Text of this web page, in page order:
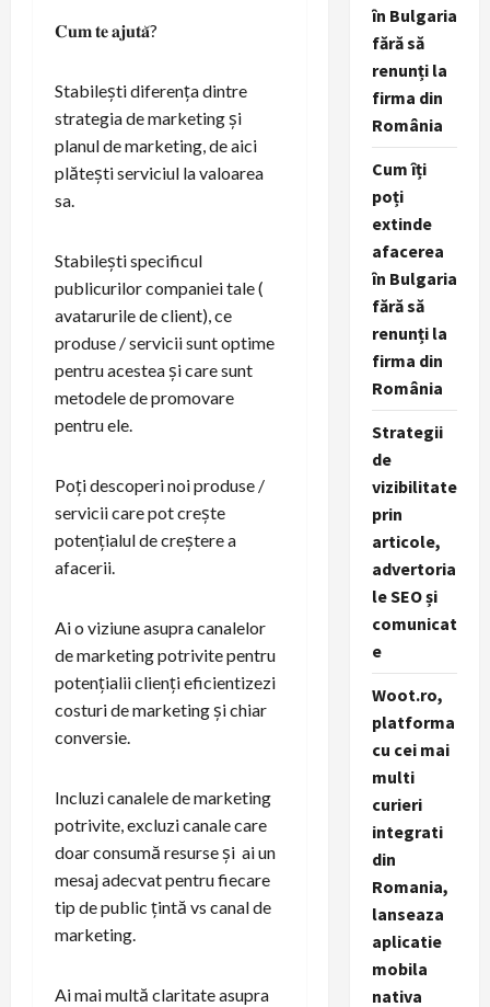
𝐂𝐮𝐦 𝐭𝐞 𝐚𝐣𝐮𝐭𝐚̆?
Stabilești diferența dintre
strategia de marketing și
planul de marketing, de aici
plătești serviciul la valoarea
sa.
Stabilești specificul
publicurilor companiei tale (
avatarurile de client), ce
produse / servicii sunt optime
pentru acestea și care sunt
metodele de promovare
pentru ele.
Poți descoperi noi produse /
servicii care pot crește
potențialul de creștere a
afacerii.
Ai o viziune asupra canalelor
de marketing potrivite pentru
potențialii clienți eficientizezi
costuri de marketing și chiar
conversie.
Incluzi canalele de marketing
potrivite, excluzi canale care
doar consumă resurse și ai un
mesaj adecvat pentru fiecare
tip de public țintă vs canal de
marketing.
Ai mai multă claritate asupra
în Bulgaria
fără să
renunți la
firma din
România
Cum îți
poți
extinde
afacerea
în Bulgaria
fără să
renunți la
firma din
România
Strategii
de
vizibilitate
prin
articole,
advertoria
le SEO și
comunicat
e
Woot.ro,
platforma
cu cei mai
multi
curieri
integrati
din
Romania,
lanseaza
aplicatie
mobila
nativa